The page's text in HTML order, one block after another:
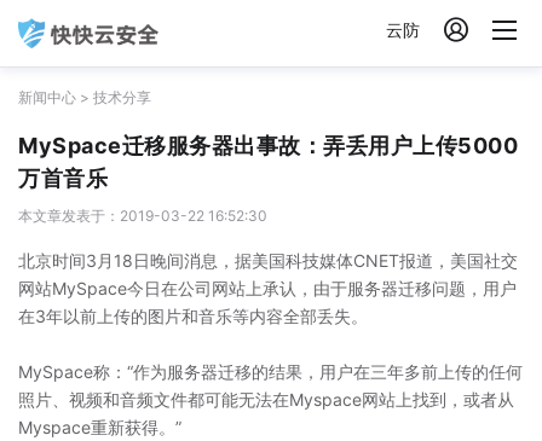
云防 
新闻中心 > 技术分享
MySpace迁移服务器出事故：弄丢用户上传5000
万首音乐
本文章发表于：2019-03-22 16:52:30
北京时间3月18日晚间消息，据美国科技媒体CNET报道，美国社交
网站MySpace今日在公司网站上承认，由于服务器迁移问题，用户
在3年以前上传的图片和音乐等内容全部丢失。
MySpace称：“作为服务器迁移的结果，用户在三年多前上传的任何
照片、视频和音频文件都可能无法在Myspace网站上找到，或者从
Myspace重新获得。”